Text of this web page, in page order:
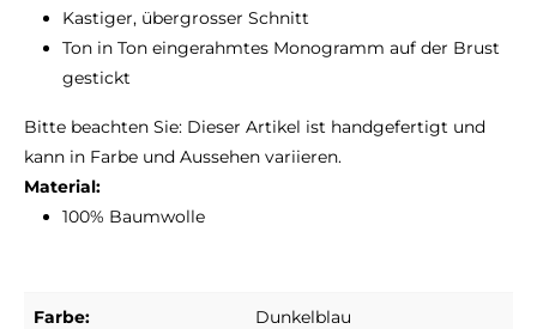
Kastiger, übergrosser Schnitt
Ton in Ton eingerahmtes Monogramm auf der Brust
gestickt
Bitte beachten Sie: Dieser Artikel ist handgefertigt und
kann in Farbe und Aussehen variieren.
Material:
100% Baumwolle
Farbe: Dunkelblau